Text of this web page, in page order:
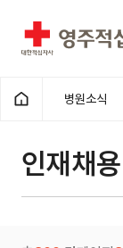
영주적십자병원
홈으로
병원소식
인재채용